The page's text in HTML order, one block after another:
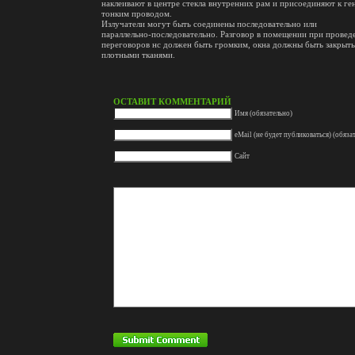
наклеивают в центре стекла внутренних рам и присоединяют к
тонким проводом.
Излучатели могут быть соединены последовательно или
параллельно-последовательно. Разговор в помещении при
переговоров нс должен быть громким, окна должны быть
плотными тканями.
ОСТАВИТ КОММЕНТАРИЙ
Имя (обязательно)
eMail (не будет публиковаться)
Сайт